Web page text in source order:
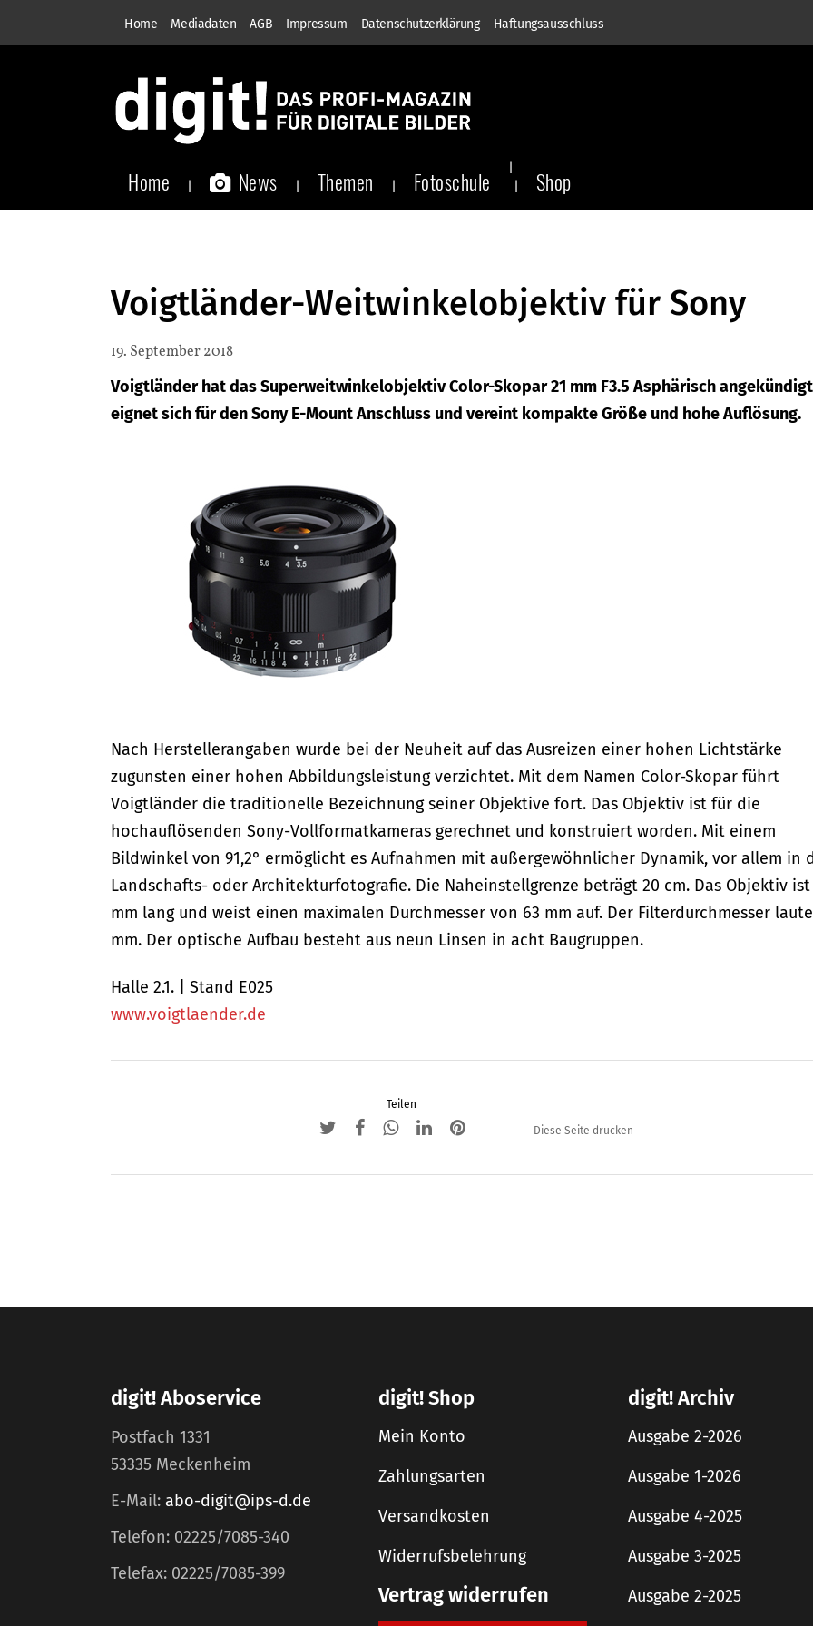
Home Mediadaten AGB Impressum Datenschutzerklärung Haftungsausschluss
Home News Themen Fotoschule Shop
Voigtländer-Weitwinkelobjektiv für Sony
19. September 2018
Voigtländer hat das Superweitwinkelobjektiv Color-Skopar 21 mm F3.5 Asphärisch
eignet sich für den Sony E-Mount Anschluss und vereint kompakte Größe und hohe Auflösung.
Nach Herstellerangaben wurde bei der Neuheit auf das Ausreizen einer hohen Lichtstärke
zugunsten einer hohen Abbildungsleistung verzichtet. Mit dem Namen Color-Skopar führt
Voigtländer die traditionelle Bezeichnung seiner Objektive fort. Das Objektiv ist für die
hochauflösenden Sony-Vollformatkameras gerechnet und konstruiert worden. Mit einem
Bildwinkel von 91,2° ermöglicht es Aufnahmen mit außergewöhnlicher Dynamik, vor allem in
Landschafts- oder Architekturfotografie. Die Naheinstellgrenze beträgt 20 cm. Das Objektiv ist
mm lang und weist einen maximalen Durchmesser von 63 mm auf. Der Filterdurchmesser
mm. Der optische Aufbau besteht aus neun Linsen in acht Baugruppen.
Halle 2.1. | Stand E025
www.voigtlaender.de
Teilen
Diese Seite drucken
digit! Aboservice
Postfach 1331
53335 Meckenheim
E-Mail: abo-digit@ips-d.de
Telefon: 02225/7085-340
Telefax: 02225/7085-399
digit! Shop
Mein Konto
Zahlungsarten
Versandkosten
Widerrufsbelehrung
Vertrag widerrufen
digit! Archiv
Ausgabe 2-2026
Ausgabe 1-2026
Ausgabe 4-2025
Ausgabe 3-2025
Ausgabe 2-2025